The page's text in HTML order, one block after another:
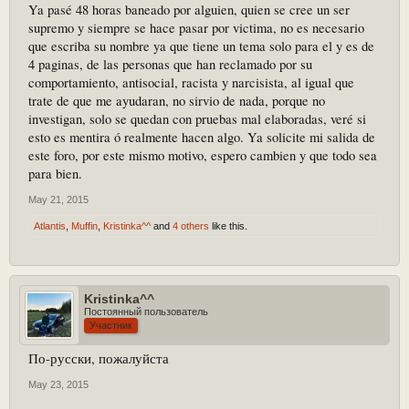
Ya pasé 48 horas baneado por alguien, quien se cree un ser
supremo y siempre se hace pasar por victima, no es necesario
que escriba su nombre ya que tiene un tema solo para el y es de
4 paginas, de las personas que han reclamado por su
comportamiento, antisocial, racista y narcisista, al igual que
trate de que me ayudaran, no sirvio de nada, porque no
investigan, solo se quedan con pruebas mal elaboradas, veré si
esto es mentira ó realmente hacen algo. Ya solicite mi salida de
este foro, por este mismo motivo, espero cambien y que todo sea
para bien.
May 21, 2015
Atlantis Muffin Kristinka^^ and 4 others like this.
Kristinka^^
Постоянный пользователь
Участник
По-русски, пожалуйста
May 23, 2015